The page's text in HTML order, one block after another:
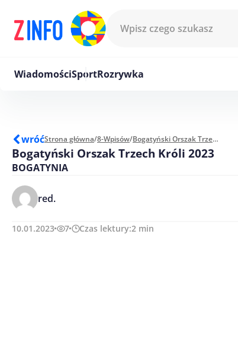
WiadomościSportRozrywka
wróćStrona główna/8-Wpisów/ Bogatyński Orszak Trzech Króli 2023
Bogatyński Orszak Trzech Króli 2023
BOGATYNIA
red.
10.01.2023 7 Czas lektury:2 min